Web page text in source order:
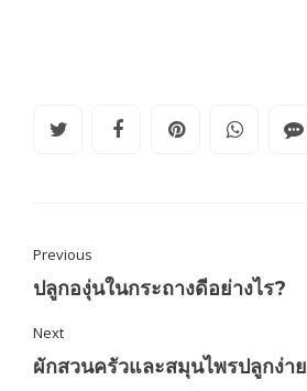
Previous
ปลูกองุ่นในกระถางดีอย่างไร?
Next
ผักสวนครัวและสมุนไพรปลูกง่าย